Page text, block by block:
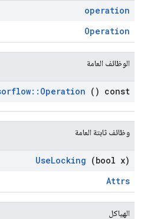
operation
Operation
الوظائف العامة
:: Operation () const
وظائف ثابتة العامة
UseLocking (bool x)
Attrs
الهياكل